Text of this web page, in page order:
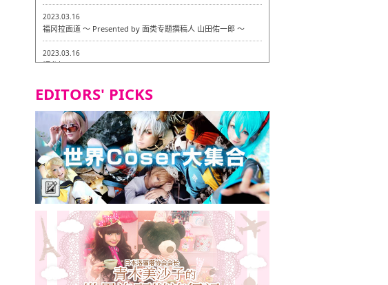
2023.03.16
福冈拉面道 〜 Presented by 面类专题撰稿人 山田佑一郎 〜
2023.03.16
福龙轩
2023.03.07
Isogiyokarazu 博多总店 〜 严格素食主义・素食主义者的菜单试
的试吃之旅 in 福冈市！〜
2023.03.07
严格素食主义・素食主义者的菜单试的试吃之旅 in 福冈市！
2023.03.02
Little Stand 大名店 〜 严格素食主义・素食主义者的菜单试的试
吃之旅 in 福冈市！〜
2023.02.28
东筑轩 折尾本社乌冬店
EDITORS' PICKS